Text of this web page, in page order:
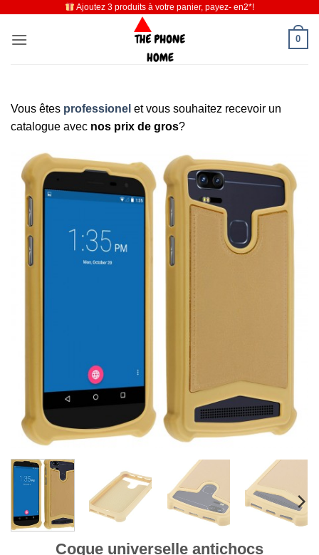
contenu
Ajoutez 3 produits à votre panier, payez- en2*!
0
Vous êtes professionel et vous souhaitez recevoir un
catalogue avec nos prix de gros?
Coque universelle antichocs